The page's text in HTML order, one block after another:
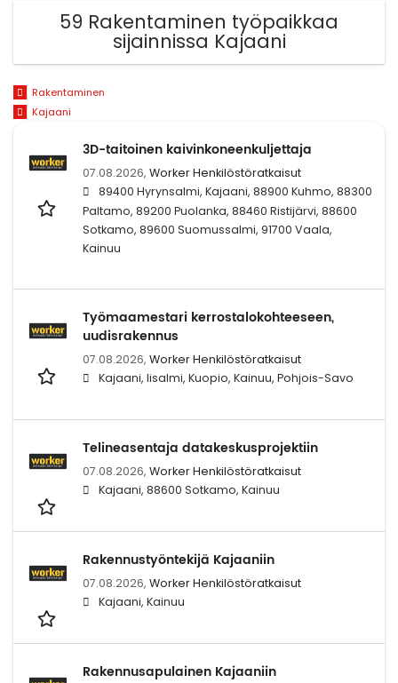
59 Rakentaminen työpaikkaa
sijainnissa Kajaani
Rakentaminen
Kajaani
3D-taitoinen kaivinkoneenkuljettaja
07.08.2026, Worker Henkilöstöratkaisut
89400 Hyrynsalmi, Kajaani, 88900 Kuhmo, 88300
Paltamo, 89200 Puolanka, 88460 Ristijärvi, 88600
Sotkamo, 89600 Suomussalmi, 91700 Vaala,
Kainuu
Työmaamestari kerrostalokohteeseen,
uudisrakennus
07.08.2026, Worker Henkilöstöratkaisut
Kajaani, Iisalmi, Kuopio, Kainuu, Pohjois-Savo
Telineasentaja datakeskusprojektiin
07.08.2026, Worker Henkilöstöratkaisut
Kajaani, 88600 Sotkamo, Kainuu
Rakennustyöntekijä Kajaaniin
07.08.2026, Worker Henkilöstöratkaisut
Kajaani, Kainuu
Rakennusapulainen Kajaaniin